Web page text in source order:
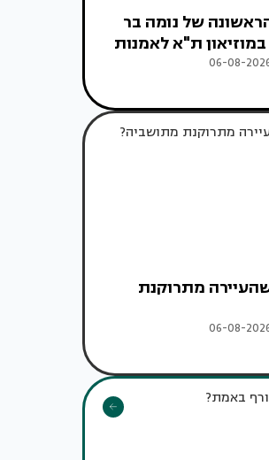
של נומה בר
ת"א לאמנות
06-08-
מתרוקנת
06-08-